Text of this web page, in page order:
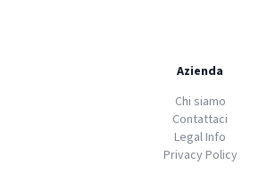
Azienda
Chi siamo
Contattaci
Legal Info
Privacy Policy